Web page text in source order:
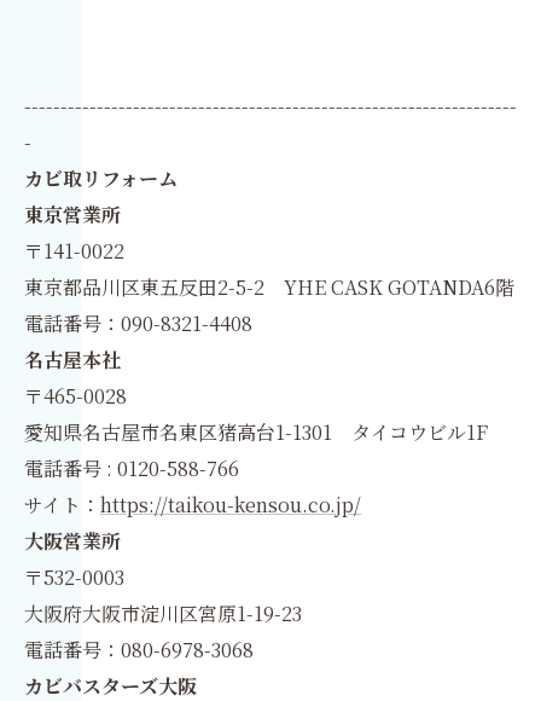
--------------------------------------------------------------------
-
カビ取リフォーム
東京営業所
〒141-0022
東京都品川区東五反田2-5-2 YHE CASK GOTANDA6階
電話番号：090-8321-4408
名古屋本社
〒465-0028
愛知県名古屋市名東区猪高台1-1301 タイコウビル1F
電話番号 : 0120-588-766
サイト： https://taikou-kensou.co.jp/
大阪営業所
〒532-0003
大阪府大阪市淀川区宮原1-19-23
電話番号：080-6978-3068
カビバスターズ大阪